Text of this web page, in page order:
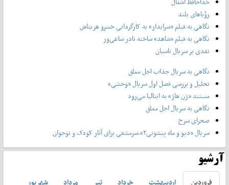
رؤیاهای بلند
نگاهی به فیلم «سرایدار» به کارگردانی خسرو هریتاش
نگاهی به فیلم «شاهد» ساخته نادر ساعی‌ور
نقدی بر سریال تاسیان
نگاهی به سریال جذاب اجل معلق
تحلیل و بررسی فصل اول سریال «وحشی»
مستند «ژن هاژ» به ایتالیا می‌رود
نگاهی به سریال اجل معلق
صحرای سرخ
سریال «دیو و ماه پیشونی۲»،سرمشقی برای آثار کودک و نوجوان
آرشیو
فروردين ارديبهشت خرداد تير مرداد
شهريور